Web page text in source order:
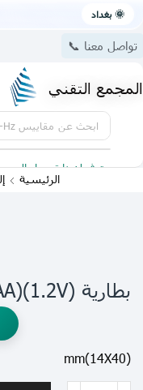
🌞 بغداد
تواصل معنا 📞
المجمع التقني
ابحث عن مقاييس V-A-Hz
يتوفر لدينا توصيل
الرئيسية
بطارية (1.2V)(4l5AA) ليطة
(14X40)mm